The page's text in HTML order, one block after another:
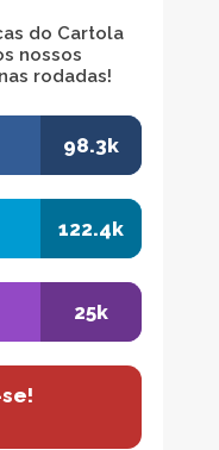
do Cartola
nossos
rodadas!
98.3k
122.4k
25k